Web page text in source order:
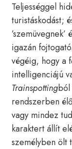
Teljességgel
turistáskodást;
igazán
végéig, hogy a
intelligenciájú
Trainspotting
rendszerben
vagy mindez
karaktert állít
személyben ölt